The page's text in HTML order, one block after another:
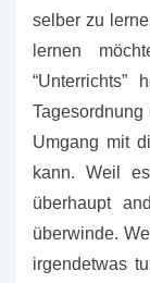
selber zu
lernen
“Unterrichts”
Umgang mit
kann. Weil
überhaupt
überwinde.
irgendetwas